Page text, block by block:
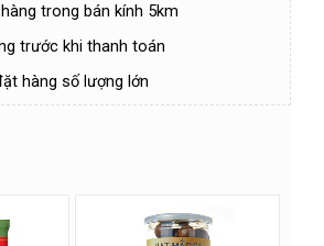
trong bán kính 5km
trước khi thanh toán
hàng số lượng lớn